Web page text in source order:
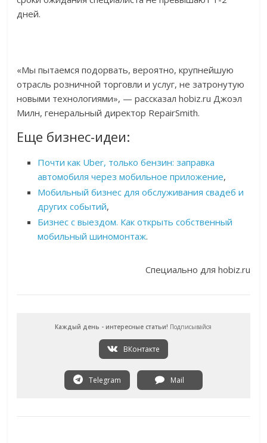
дней.
«Мы пытаемся подорвать, вероятно, крупнейшую
отрасль розничной торговли и услуг, не затронутую
новыми технологиями», — рассказал hobiz.ru Джоэл
Милн, генеральный директор RepairSmith.
Еще бизнес-идеи:
Почти как Uber, только бензин: заправка
автомобиля через мобильное приложение,
Мобильный бизнес для обслуживания свадеб и
других событий,
Бизнес с выездом. Как открыть собственный
мобильный шиномонтаж.
Специально для hobiz.ru
Каждый день - интересные статьи! Подписывайся
ВКонтакте
Telegram Mail